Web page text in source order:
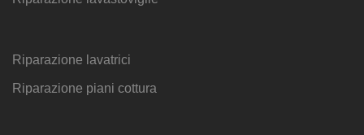
Riparazione lavatrici
Riparazione piani cottura